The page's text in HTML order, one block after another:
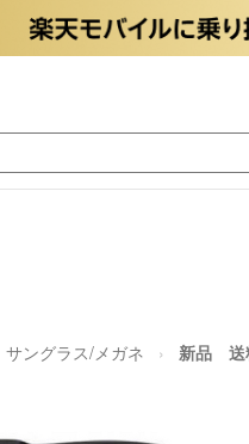
サングラス/メガネ 新品 送